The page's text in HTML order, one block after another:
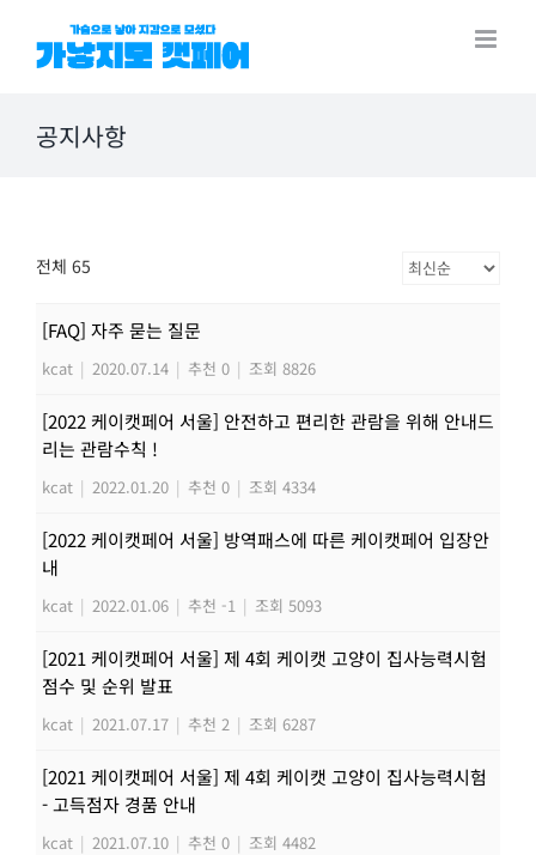
공지사항
전체 65
[FAQ] 자주 묻는 질문
kcat | 2020.07.14 | 추천 0 | 조회 8826
[2022 케이캣페어 서울] 안전하고 편리한 관람을 위해 안내드
리는 관람수칙 !
kcat | 2022.01.20 | 추천 0 | 조회 4334
[2022 케이캣페어 서울] 방역패스에 따른 케이캣페어 입장안
내
kcat | 2022.01.06 | 추천 -1 | 조회 5093
[2021 케이캣페어 서울] 제 4회 케이캣 고양이 집사능력시험
점수 및 순위 발표
kcat | 2021.07.17 | 추천 2 | 조회 6287
[2021 케이캣페어 서울] 제 4회 케이캣 고양이 집사능력시험
- 고득점자 경품 안내
kcat | 2021.07.10 | 추천 0 | 조회 4482